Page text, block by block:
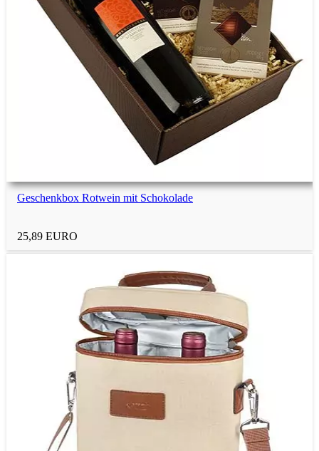
6-jährige Jungs
6-jährige Mädchen
7-jährige Kinder
7-jährige Jungs
Mehr Geschenktipps
nach Anlass
Geburtstag
Einjähriges
Geschenkbox Rotwein mit Schokolade
25,89 EURO